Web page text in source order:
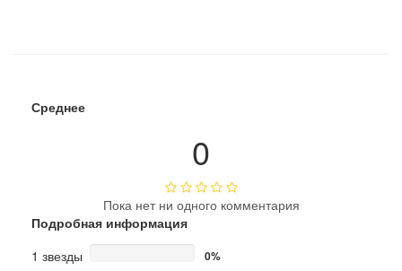
Среднее
0
Пока нет ни одного комментария
Подробная информация
1 звезды
0%